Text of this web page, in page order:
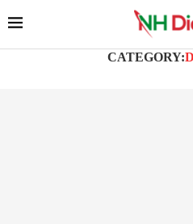
CATEGORY: